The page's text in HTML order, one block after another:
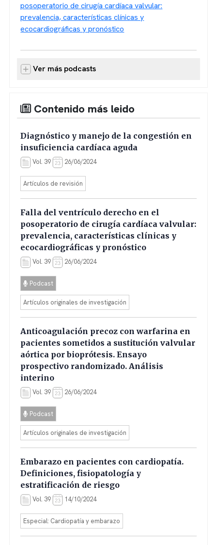
posoperatorio de cirugía cardíaca valvular:
prevalencia, características clínicas y
ecocardiográficas y pronóstico
Ver más podcasts
Contenido más leido
Diagnóstico y manejo de la congestión en
insuficiencia cardíaca aguda
Vol. 39 26/06/2024
Artículos de revisión
Falla del ventrículo derecho en el
posoperatorio de cirugía cardíaca valvular:
prevalencia, características clínicas y
ecocardiográficas y pronóstico
Vol. 39 26/06/2024
Podcast
Artículos originales de investigación
Anticoagulación precoz con warfarina en
pacientes sometidos a sustitución valvular
aórtica por bioprótesis. Ensayo
prospectivo randomizado. Análisis
interino
Vol. 39 26/06/2024
Podcast
Artículos originales de investigación
Embarazo en pacientes con cardiopatía.
Definiciones, fisiopatología y
estratificación de riesgo
Vol. 39 14/10/2024
Especial: Cardiopatía y embarazo